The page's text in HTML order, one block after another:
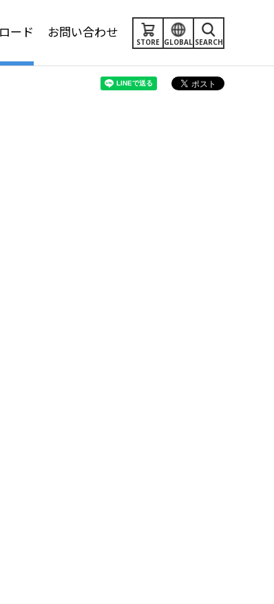
SEARCH
GLOBAL
STORE
ード お問い合わせ